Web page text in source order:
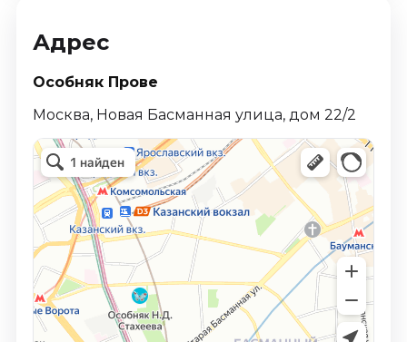
Адрес
Особняк Прове
Москва, Новая Басманная улица, дом 22/2